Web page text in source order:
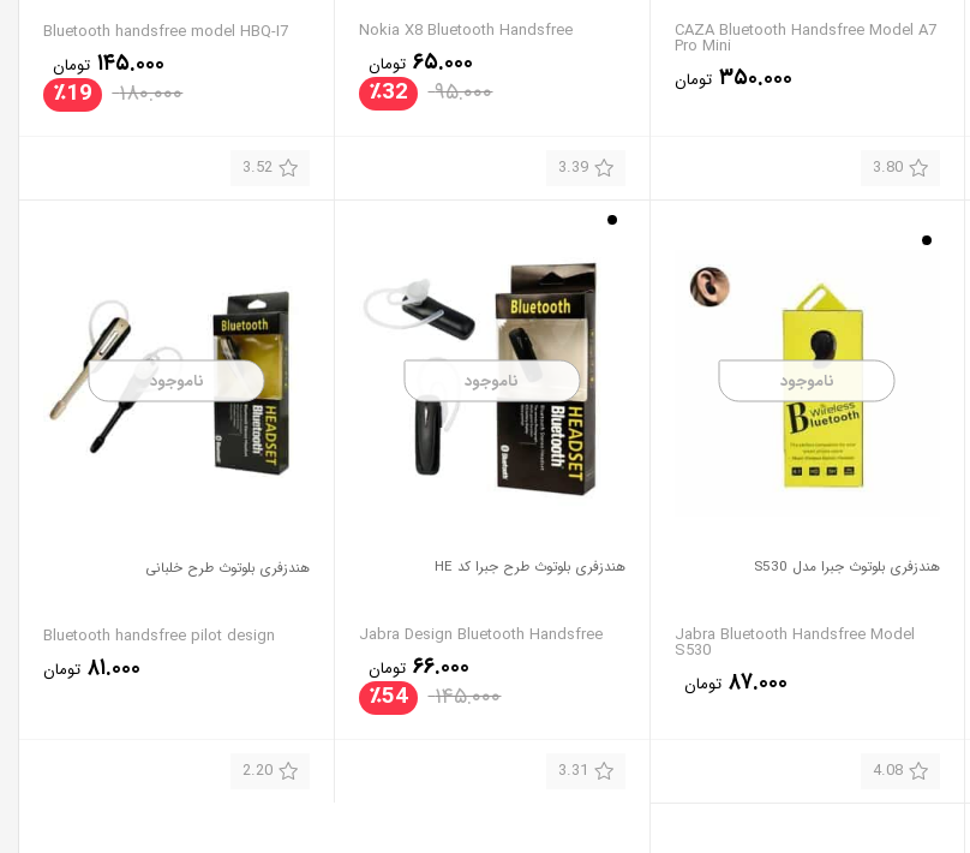
CAZA Bluetooth Handsfree Model A7
Pro Mini
3.80
۳۵۰.۰۰۰ تومان
Nokia X8 Bluetooth Handsfree
3.39
۶۵.۰۰۰ تومان
٪32 ۹۵.۰۰۰
Bluetooth handsfree model HBQ-I7
3.52
۱۴۵.۰۰۰ تومان
٪19 ۱۸۰.۰۰۰
ناموجود
هندزفری بلوتوث جبرا مدل S530
Jabra Bluetooth Handsfree Model
S530
4.08
۸۷.۰۰۰ تومان
ناموجود
هندزفری بلوتوث طرح جبرا کد HE
Jabra Design Bluetooth Handsfree
3.31
۶۶.۰۰۰ تومان
٪54 ۱۴۵.۰۰۰
ناموجود
هندزفری بلوتوث طرح خلبانی
Bluetooth handsfree pilot design
2.20
۸۱.۰۰۰ تومان